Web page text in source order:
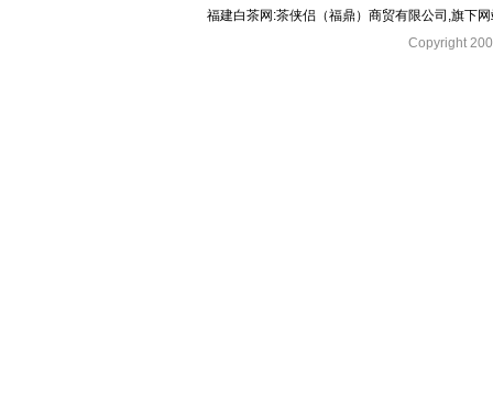
福建白茶网:茶侠侣（福鼎）商贸有限公司,旗下
Copyright